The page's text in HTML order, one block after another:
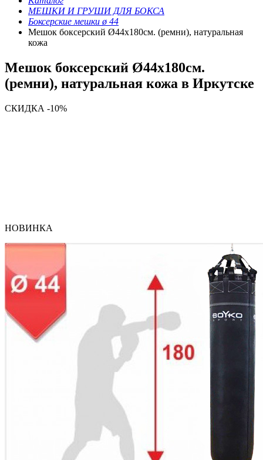
МЕШКИ И ГРУШИ ДЛЯ БОКСА
Боксерские мешки ø 44
Мешок боксерский Ø44х180см. (ремни), натуральная
кожа
Мешок боксерский Ø44х180см.
(ремни), натуральная кожа в Иркутске
СКИДКА -10%
НОВИНКА